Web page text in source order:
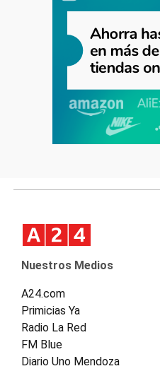
Nuestros Medios
A24.com
Primicias Ya
Radio La Red
FM Blue
Diario Uno Mendoza